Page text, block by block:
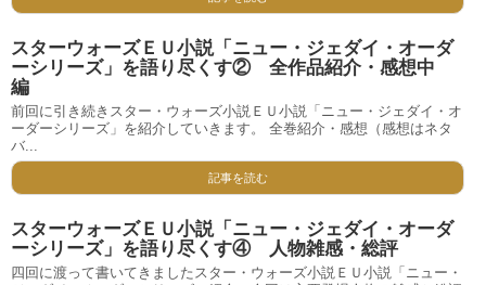
スターウォーズＥＵ小説「ニュー・ジェダイ・オーダ
ーシリーズ」を語り尽くす② 全作品紹介・感想中
編
前回に引き続きスター・ウォーズ小説ＥＵ小説「ニュー・ジェダイ・オ
ーダーシリーズ」を紹介していきます。 全巻紹介・感想（感想はネタ
バ...
記事を読む
スターウォーズＥＵ小説「ニュー・ジェダイ・オーダ
ーシリーズ」を語り尽くす④ 人物雑感・総評
四回に渡って書いてきましたスター・ウォーズ小説ＥＵ小説「ニュー・